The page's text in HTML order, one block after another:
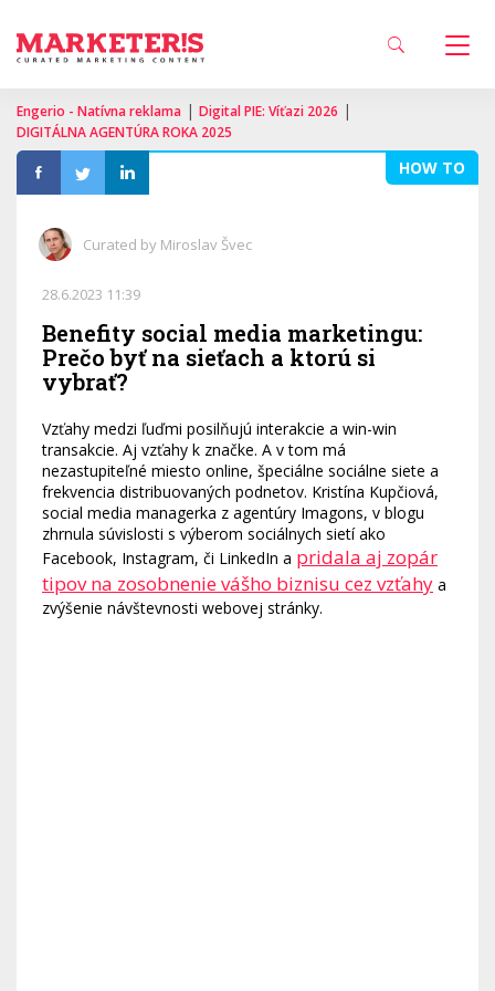
Engerio - Natívna reklama | Digital PIE: Víťazi 2026 |
DIGITÁLNA AGENTÚRA ROKA 2025
HOW TO
Curated by Miroslav Švec
28.6.2023 11:39
Benefity social media marketingu:
Prečo byť na sieťach a ktorú si
vybrať?
Vzťahy medzi ľuďmi posilňujú interakcie a win-win
transakcie. Aj vzťahy k značke. A v tom má
nezastupiteľné miesto online, špeciálne sociálne siete a
frekvencia distribuovaných podnetov. Kristína Kupčiová,
social media managerka z agentúry Imagons, v blogu
zhrnula súvislosti s výberom sociálnych sietí ako
Facebook, Instagram, či LinkedIn a pridala aj zopár
tipov na zosobnenie vášho biznisu cez vzťahy a
zvýšenie návštevnosti webovej stránky.